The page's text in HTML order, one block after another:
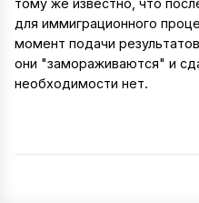
тому же известно, что
для иммиграционного
момент подачи
они "замораживаются" и
необходимости нет.